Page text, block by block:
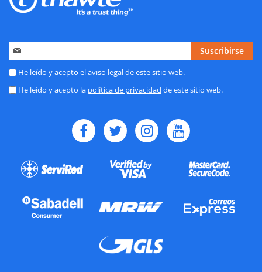
Inscríbase
a
nuestro
de
Suscribirse
He leído y acepto elaviso legalde este sitio web.
He leído y acepto la política de privacidad de este sitio web.